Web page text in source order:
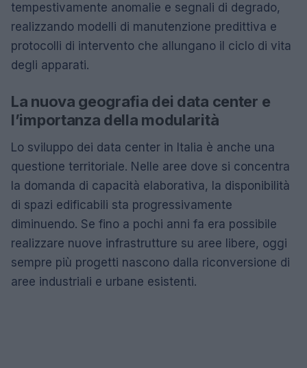
tempestivamente anomalie e segnali di degrado,
realizzando modelli di manutenzione predittiva e
protocolli di intervento che allungano il ciclo di vita
degli apparati.
La nuova geografia dei data center e
l’importanza della modularità
Lo sviluppo dei data center in Italia è anche una
questione territoriale. Nelle aree dove si concentra
la domanda di capacità elaborativa, la disponibilità
di spazi edificabili sta progressivamente
diminuendo. Se fino a pochi anni fa era possibile
realizzare nuove infrastrutture su aree libere, oggi
sempre più progetti nascono dalla riconversione di
aree industriali e urbane esistenti.